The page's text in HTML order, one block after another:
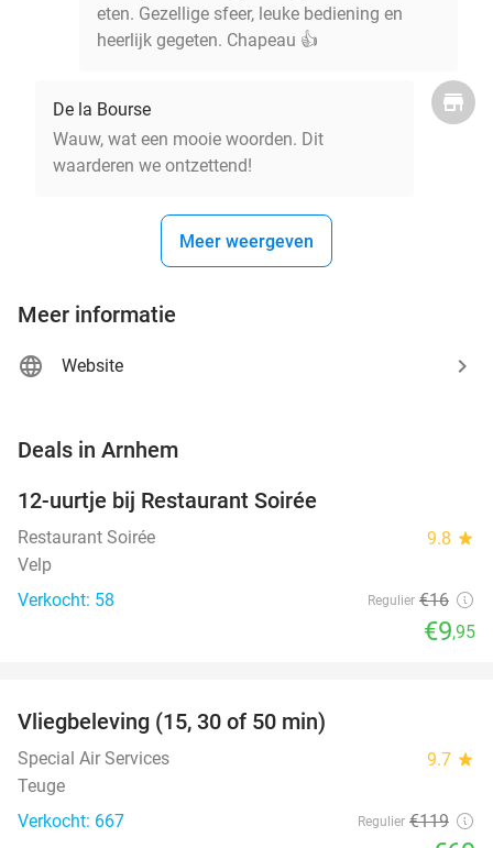
eten. Gezellige sfeer, leuke bediening en
heerlijk gegeten. Chapeau 👍
De la Bourse
Wauw, wat een mooie woorden. Dit
waarderen we ontzettend!
Meer weergeven
Meer informatie
Website
Deals in Arnhem
12-uurtje bij Restaurant Soirée
Restaurant Soirée 9.8 star
Velp
Verkocht: 58
Regulier €16
€9,95
Vliegbeleving (15, 30 of 50 min)
Special Air Services 9.7 star
Teuge
Verkocht: 667
Regulier €119